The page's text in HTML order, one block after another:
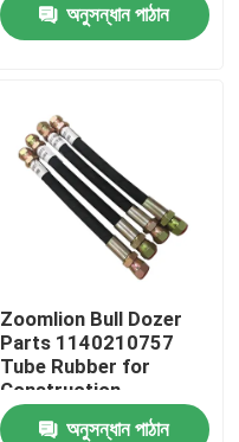
অনুসন্ধান পাঠান
Zoomlion Bull Dozer
Parts 1140210757
Tube Rubber for
Construction
Machinery Maintaining
অনুসন্ধান পাঠান